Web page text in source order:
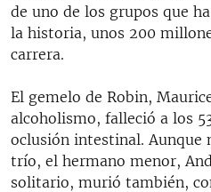
de uno de los grupos que
la historia, unos 200
carrera.
El gemelo de Robin,
alcoholismo, falleció a los
oclusión intestinal. Aunque
trío, el hermano menor,
solitario, murió también,